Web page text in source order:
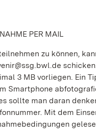
PER MAIL
zu können,
3 MB vorliegen. Ein
Smartphone
sollte man daran
Mit dem